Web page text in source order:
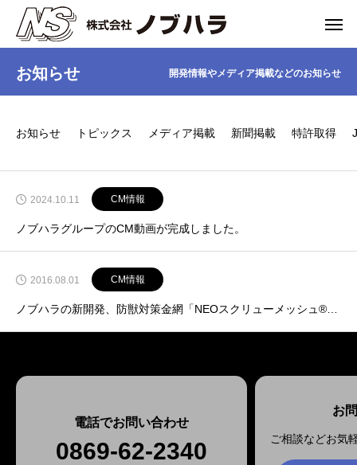
お知らせ 開発情報やメディア掲載などのお知らせ
お知らせ トピックス メディア掲載 新聞掲載 特許取得
2024.10.11 CM情報
ノブハラグループのCM動画が完成しました。
2016.08.01 CM情報
電話でお問い合わせ
0869-62-2340
お
ご相談などお気